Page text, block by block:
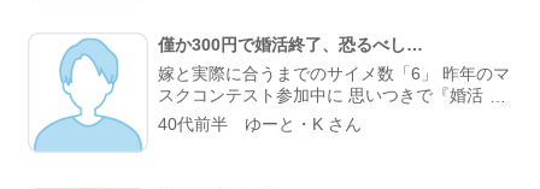
僅か300円で婚活終了、恐るべし…
嫁と実際に合うまでのサイメ数「6」 昨年のマ
スクコンテスト参加中に 思いつきで『婚活』
のプロフ検索でヒットした ロム専の女性会
員。 しかも暇つぶしにサイトへ登録したばか
40代前半 ゆーと・K さん